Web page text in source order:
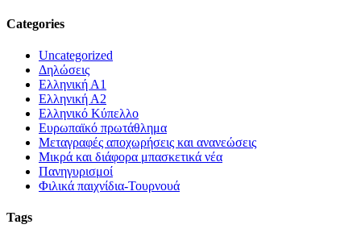
Categories
Uncategorized
Δηλώσεις
Ελληνική Α1
Ελληνική Α2
Ελληνικό Κύπελλο
Ευρωπαϊκό πρωτάθλημα
Μεταγραφές αποχωρήσεις και ανανεώσεις
Μικρά και διάφορα μπασκετικά νέα
Πανηγυρισμοί
Φιλικά παιχνίδια-Τουρνουά
Tags